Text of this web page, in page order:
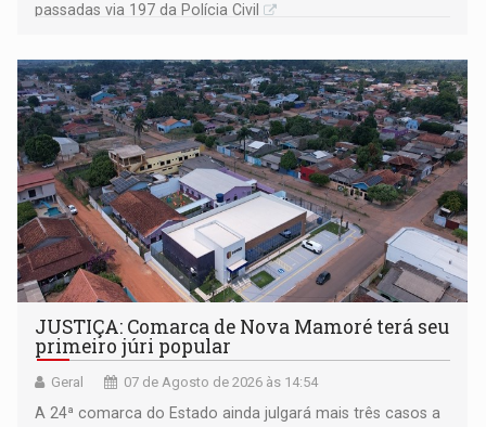
passadas via 197 da Polícia Civil
JUSTIÇA: Comarca de Nova Mamoré terá seu
primeiro júri popular
Geral 07 de Agosto de 2026 às 14:54
A 24ª comarca do Estado ainda julgará mais três casos a